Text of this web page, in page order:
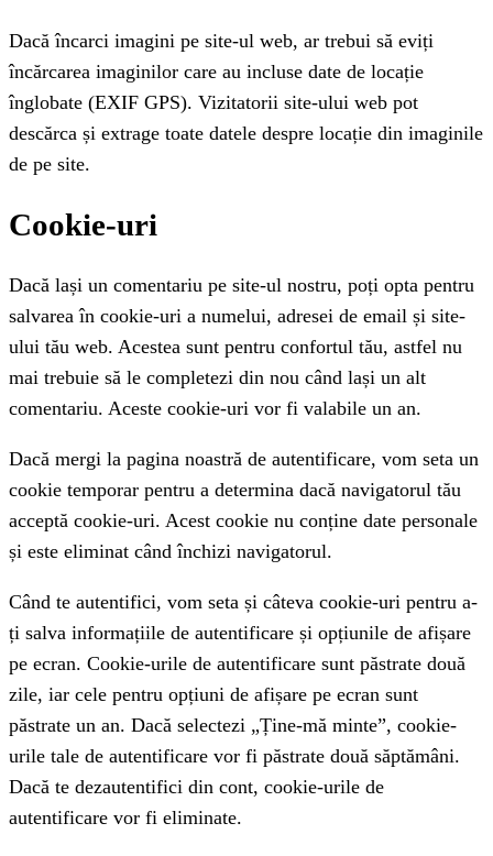
Dacă încarci imagini pe site-ul web, ar trebui să eviți
încărcarea imaginilor care au incluse date de locație
înglobate (EXIF GPS). Vizitatorii site-ului web pot
descărca și extrage toate datele despre locație din imaginile
de pe site.
Cookie-uri
Dacă lași un comentariu pe site-ul nostru, poți opta pentru
salvarea în cookie-uri a numelui, adresei de email și site-
ului tău web. Acestea sunt pentru confortul tău, astfel nu
mai trebuie să le completezi din nou când lași un alt
comentariu. Aceste cookie-uri vor fi valabile un an.
Dacă mergi la pagina noastră de autentificare, vom seta un
cookie temporar pentru a determina dacă navigatorul tău
acceptă cookie-uri. Acest cookie nu conține date personale
și este eliminat când închizi navigatorul.
Când te autentifici, vom seta și câteva cookie-uri pentru a-
ți salva informațiile de autentificare și opțiunile de afișare
pe ecran. Cookie-urile de autentificare sunt păstrate două
zile, iar cele pentru opțiuni de afișare pe ecran sunt
păstrate un an. Dacă selectezi „Ține-mă minte”, cookie-
urile tale de autentificare vor fi păstrate două săptămâni.
Dacă te dezautentifici din cont, cookie-urile de
autentificare vor fi eliminate.